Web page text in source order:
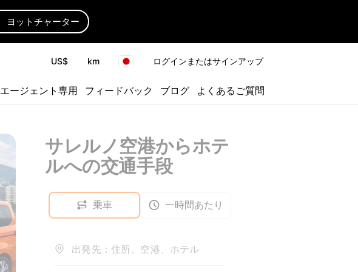
ヨットチャーター
US$ km ログインまたはサインアップ
エージェント専用 フィードバック ブログ よくあるご質問
サレルノ空港からホテ
ルへの交通手段
乗車 一時間あたり
出発先：住所、空港、ホテル